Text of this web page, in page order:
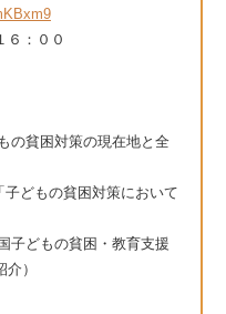
：００
貧困対策の現在地と全
どもの貧困対策において
どもの貧困・教育支援
）